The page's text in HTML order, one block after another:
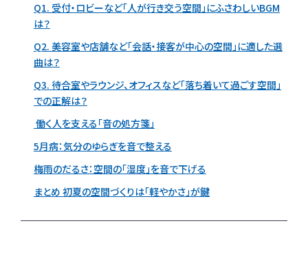
Q1. 受付・ロビーなど「人が行き交う空間」にふさわしいBGM
は？
Q2. 美容室や店舗など「会話・接客が中心の空間」に適した選
曲は？
Q3. 待合室やラウンジ、オフィスなど「落ち着いて過ごす空間」
での正解は？
働く人を支える「音の処方箋」
5月病：気分のゆらぎを音で整える
梅雨のだるさ：空間の「湿度」を音で下げる
まとめ 初夏の空間づくりは「軽やかさ」が鍵